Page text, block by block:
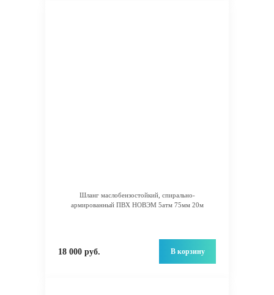
Шланг маслобензостойкий, спирально-
армированный ПВХ НОВЭМ 5атм 75мм 20м
18 000 руб. В корзину